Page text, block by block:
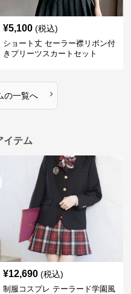
¥5,100 (税込)
ショート丈 セーラー襟リボン付
きプリーツスカートセット
の一覧へ ›
イテム
¥12,690 (税込)
制服コスプレ テーラード学園風